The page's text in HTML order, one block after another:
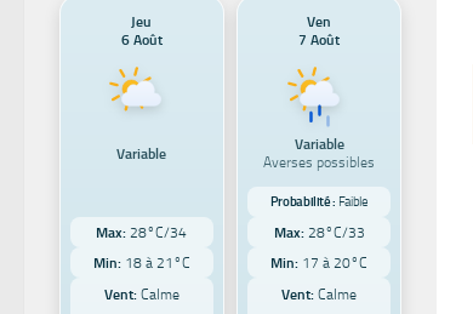
Jeu
6 Août
Variable
Max: 28°C/34
Min: 18 à 21°C
Vent:Calme
Ven
7 Août
Variable
Averses possibles
Probabilité : Faible
Max: 28°C/33
Min: 17 à 20°C
Vent: Calme